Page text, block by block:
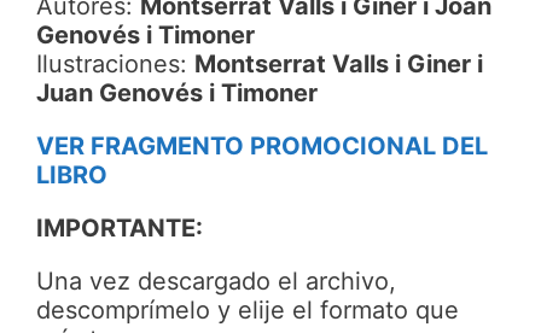
Autores: Montserrat Valls i Giner i Joan
Genovés i Timoner
Ilustraciones: Montserrat Valls i Giner i
Juan Genovés i Timoner
VER FRAGMENTO PROMOCIONAL DEL
LIBRO
IMPORTANTE:
Una vez descargado el archivo,
descomprímelo y elije el formato que